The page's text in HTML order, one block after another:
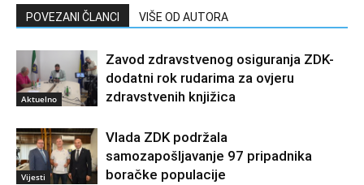
POVEZANI ČLANCI VIŠE OD AUTORA
Aktuelno
Zavod zdravstvenog osiguranja ZDK-
dodatni rok rudarima za ovjeru
zdravstvenih knjižica
Vijesti
Vlada ZDK podržala
samozapošljavanje 97 pripadnika
boračke populacije